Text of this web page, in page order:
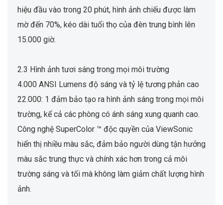
hiệu đầu vào trong 20 phút, hình ảnh chiếu được làm
mờ đến 70%, kéo dài tuổi thọ của đèn trung bình lên
15.000 giờ.
2.3 Hình ảnh tươi sáng trong mọi môi trường
4.000 ANSI Lumens độ sáng và tỷ lệ tương phản cao
22.000: 1 đảm bảo tạo ra hình ảnh sáng trong mọi môi
trường, kể cả các phòng có ánh sáng xung quanh cao.
Công nghệ SuperColor ™ độc quyền của ViewSonic
hiển thị nhiều màu sắc, đảm bảo người dùng tận hưởng
màu sắc trung thực và chính xác hơn trong cả môi
trường sáng và tối mà không làm giảm chất lượng hình
ảnh.